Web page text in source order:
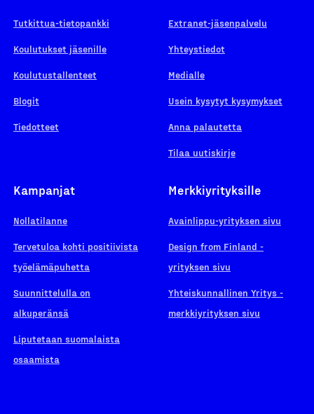
Tutkittua-tietopankki
Koulutukset jäsenille
Koulutustallenteet
Blogit
Tiedotteet
Extranet-jäsenpalvelu
Yhteystiedot
Medialle
Usein kysytyt kysymykset
Anna palautetta
Tilaa uutiskirje
Kampanjat
Nollatilanne
Tervetuloa kohti positiivista
työelämäpuhetta
Suunnittelulla on
alkuperänsä
Liputetaan suomalaista
osaamista
Merkkiyrityksille
Avainlippu-yrityksen sivu
Design from Finland -
yrityksen sivu
Yhteiskunnallinen Yritys -
merkkiyrityksen sivu